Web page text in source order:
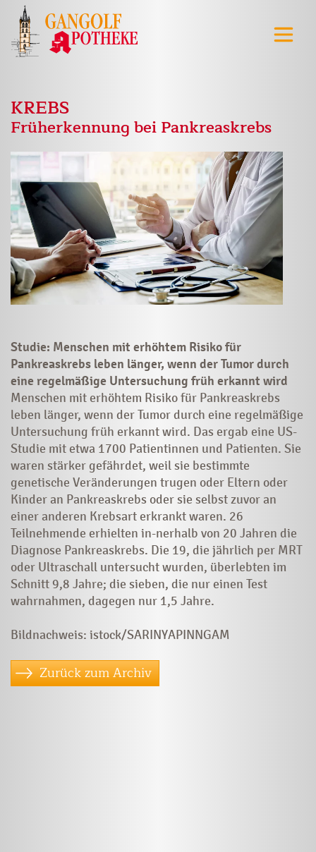
KREBS
Früherkennung bei Pankreaskrebs
Studie: Menschen mit erhöhtem Risiko für
Pankreaskrebs leben länger, wenn der Tumor durch
eine regelmäßige Untersuchung früh erkannt wird
Menschen mit erhöhtem Risiko für Pankreaskrebs
leben länger, wenn der Tumor durch eine regelmäßige
Untersuchung früh erkannt wird. Das ergab eine US-
Studie mit etwa 1700 Patientinnen und Patienten. Sie
waren stärker gefährdet, weil sie bestimmte
genetische Veränderungen trugen oder Eltern oder
Kinder an Pankreaskrebs oder sie selbst zuvor an
einer anderen Krebsart erkrankt waren. 26
Teilnehmende erhielten in-nerhalb von 20 Jahren die
Diagnose Pankreaskrebs. Die 19, die jährlich per MRT
oder Ultraschall untersucht wurden, überlebten im
Schnitt 9,8 Jahre; die sieben, die nur einen Test
wahrnahmen, dagegen nur 1,5 Jahre.
Bildnachweis: istock/SARINYAPINNGAM
Zurück zum Archiv